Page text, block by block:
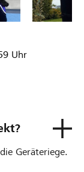
Uhr
Geräteriege.